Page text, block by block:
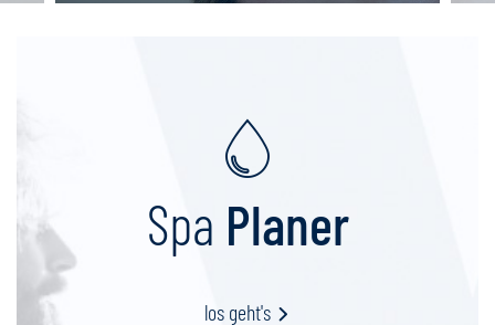
Spa Planer
los geht's